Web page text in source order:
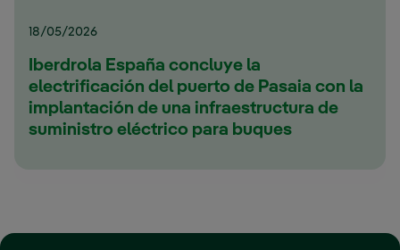
18/05/2026
Iberdrola España concluye la
electrificación del puerto de Pasaia con la
implantación de una infraestructura de
suministro eléctrico para buques